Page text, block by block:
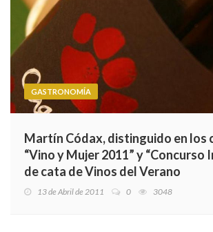
GASTRONOMÍA
Martín Códax, distinguido en los
“Vino y Mujer 2011” y “Concurso
de cata de Vinos del Verano
13 de Abril de 2011 0 3048